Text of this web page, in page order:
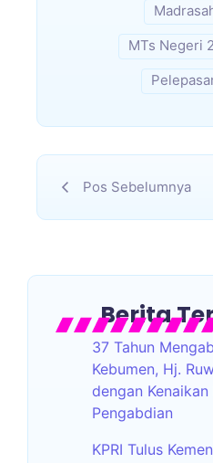
MTs Negeri
Pos Sebelumnya
Berita
37 Tahun
Kebumen, Hj.
dengan
Pengabdian
KPRI Tulus